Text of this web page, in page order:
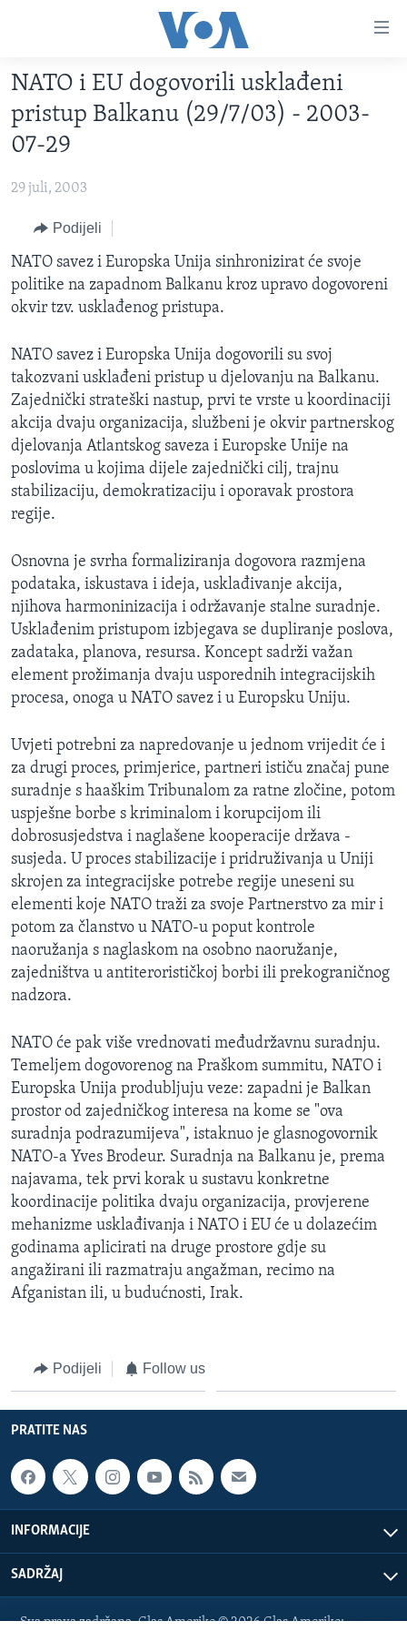
glavni
sadržaj
Pređi
na
glavnu
navigaciju
pretragu
VIDEO
VIJESTI
SJEDINJENE AMERIČKE DRŽAVE
BOSNA I HERCEGOVINA
SVIJET
NAUKA I TEHNOLOGIJA
SPECIJALNI PROJEKTI
KORUPCIJA
ŽENSKA STRANA
IZBJEGLIČKA STRANA
MAGAZIN
O GLASU AMERIKE
Learning English
PRATITE NAS
Jezici
NATO i EU dogovorili usklađeni
pristup Balkanu (29/7/03) - 2003-
07-29
29 juli, 2003
Podijeli
NATO savez i Europska Unija sinhronizirat će svoje
politike na zapadnom Balkanu kroz upravo dogovoreni
okvir tzv. usklađenog pristupa.
NATO savez i Europska Unija dogovorili su svoj
takozvani usklađeni pristup u djelovanju na Balkanu.
Zajednički strateški nastup, prvi te vrste u koordinaciji
akcija dvaju organizacija, službeni je okvir partnerskog
djelovanja Atlantskog saveza i Europske Unije na
poslovima u kojima dijele zajednički cilj, trajnu
stabilizaciju, demokratizaciju i oporavak prostora
regije.
Osnovna je svrha formaliziranja dogovora razmjena
podataka, iskustava i ideja, usklađivanje akcija,
njihova harmoninizacija i održavanje stalne suradnje.
Usklađenim pristupom izbjegava se dupliranje poslova,
zadataka, planova, resursa. Koncept sadrži važan
element prožimanja dvaju usporednih integracijskih
procesa, onoga u NATO savez i u Europsku Uniju.
Uvjeti potrebni za napredovanje u jednom vrijedit će i
za drugi proces, primjerice, partneri ističu značaj pune
suradnje s haaškim Tribunalom za ratne zločine, potom
uspješne borbe s kriminalom i korupcijom ili
dobrosusjedstva i naglašene kooperacije država -
susjeda. U proces stabilizacije i pridruživanja u Uniji
skrojen za integracijske potrebe regije uneseni su
elementi koje NATO traži za svoje Partnerstvo za mir i
potom za članstvo u NATO-u poput kontrole
naoružanja s naglaskom na osobno naoružanje,
zajedništva u antiterorističkoj borbi ili prekograničnog
nadzora.
NATO će pak više vrednovati međudržavnu suradnju.
Temeljem dogovorenog na Praškom summitu, NATO i
Europska Unija produbljuju veze: zapadni je Balkan
prostor od zajedničkog interesa na kome se "ova
suradnja podrazumijeva", istaknuo je glasnogovornik
NATO-a Yves Brodeur. Suradnja na Balkanu je, prema
najavama, tek prvi korak u sustavu konkretne
koordinacije politika dvaju organizacija, provjerene
mehanizme usklađivanja i NATO i EU će u dolazećim
godinama aplicirati na druge prostore gdje su
angažirani ili razmatraju angažman, recimo na
Afganistan ili, u budućnosti, Irak.
Podijeli Follow us
PRATITE NAS
INFORMACIJE
SADRŽAJ
Sva prava zadržana. Glas Amerike © 2026 Glas Amerike: